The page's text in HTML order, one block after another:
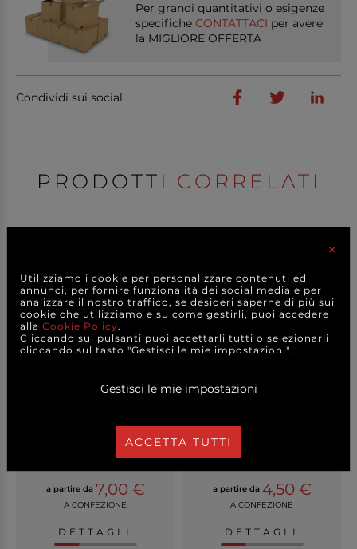
Per grandi quantitativi o esigenze
specifiche CONTATTACI per avere
la MIGLIORE OFFERTA
Condividi sui social
PRODOTTI CORRELATI
a partire da 7,00 €
A CONFEZIONE
DETTAGLI
+ FORMATI + VARIANTI MODELLO
a partire da 4,50 €
A CONFEZIONE
DETTAGLI
×
Utilizziamo i cookie per personalizzare contenuti ed
annunci, per fornire funzionalità dei social media e per
analizzare il nostro traffico, se desideri saperne di più sui
cookie che utilizziamo e su come gestirli, puoi accedere
alla Cookie Policy.
Cliccando sui pulsanti puoi accettarli tutti o selezionarli
cliccando sul tasto "Gestisci le mie impostazioni".
Gestisci le mie impostazioni
ACCETTA TUTTI